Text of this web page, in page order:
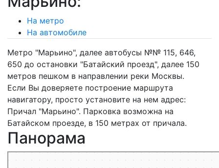
На метро
На автомобиле
Метро "Марьино", далее автобусы №№ 115, 646,
650 до остановки "Батайский проезд", далее 150
метров пешком в направлении реки Москвы.
Если Вы доверяете построение маршрута
навигатору, просто установите на нем адрес:
Причал "Марьино". Парковка возможна на
Батайском проезде, в 150 метрах от причала.
Панорама